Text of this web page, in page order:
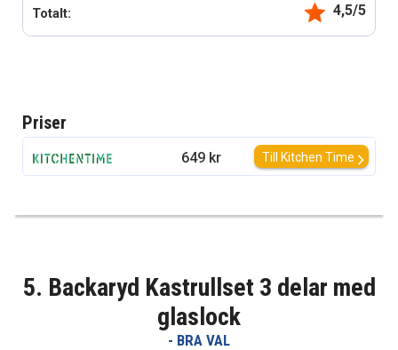
Totalt: 4,5/5
Priser
Till Kitchen Time
649 kr
5. Backaryd Kastrullset 3 delar med
glaslock
- BRA VAL